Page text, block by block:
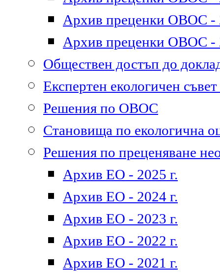
Архив преценки ОВОС -
Архив преценки ОВОС -
Обществен достъп до
Експертен екологичен
Решения по ОВОС
Становища по екологична
Решения по преценяване
Архив ЕО - 2025 г.
Архив ЕО - 2024 г.
Архив ЕО - 2023 г.
Архив ЕО - 2022 г.
Архив ЕО - 2021 г.